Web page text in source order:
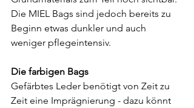
Die MIEL Bags sind jedoch bereits zu
Beginn etwas dunkler und auch
weniger pflegeintensiv.
Die farbigen Bags
Gefärbtes Leder benötigt von Zeit zu
Zeit eine Imprägnierung - dazu könnt